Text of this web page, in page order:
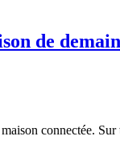
de demain
connectée.